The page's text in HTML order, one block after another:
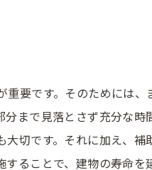
要です。そのためには
まで見落とさず充分な
切です。それに加え、
ることで、建物の寿命を